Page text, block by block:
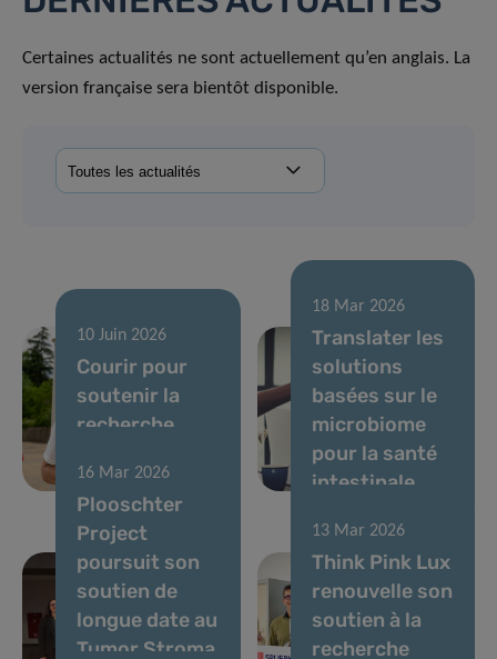
Certaines actualités ne sont actuellement qu’en anglais. La
version française sera bientôt disponible.
10 Juin 2026
Courir pour
soutenir la
recherche
cancer
18 Mar 2026
Translater les
solutions
basées sur le
microbiome
pour la santé
intestinale
16 Mar 2026
Plooschter
Project
poursuit son
soutien de
longue date au
Tumor Stroma
13 Mar 2026
Think Pink Lux
renouvelle son
soutien à la
recherche